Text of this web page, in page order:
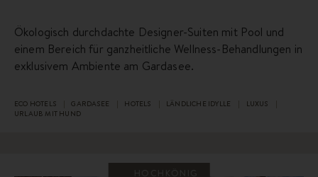
Ökologisch durchdachte Designer-Suiten mit Pool und
einem Bereich für ganzheitliche Wellness-Behandlungen in
exklusivem Ambiente am Gardasee.
ECO HOTELS GARDASEE HOTELS LÄNDLICHE IDYLLE
LUXUS
URLAUB MIT HUND
HOCHKÖNIG